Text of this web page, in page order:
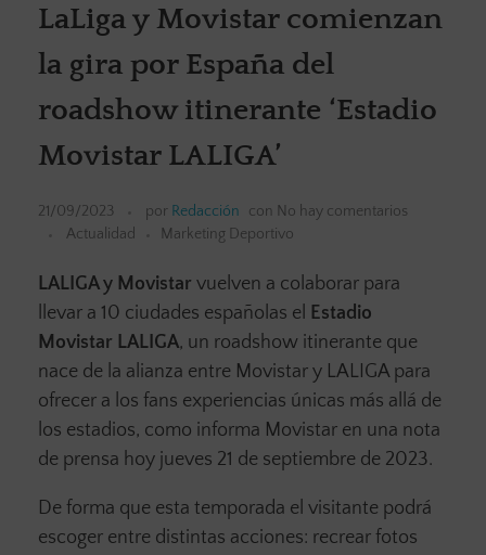
LaLiga y Movistar comienzan
la gira por España del
roadshow itinerante ‘Estadio
Movistar LALIGA’
21/09/2023 por Redacción con No hay comentarios
Actualidad
Marketing Deportivo
LALIGA y Movistar vuelven a colaborar para
llevar a 10 ciudades españolas el Estadio
Movistar LALIGA, un roadshow itinerante que
nace de la alianza entre Movistar y LALIGA para
ofrecer a los fans experiencias únicas más allá de
los estadios, como informa Movistar en una nota
de prensa hoy jueves 21 de septiembre de 2023.
De forma que esta temporada el visitante podrá
escoger entre distintas acciones: recrear fotos